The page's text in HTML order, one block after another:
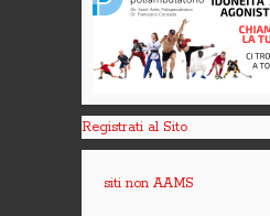
Registrati al Sito
siti non AAMS